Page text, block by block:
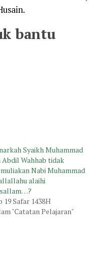
bantu
Syaikh Muhammad
Abdil Wahhab tidak
Nabi Muhammad
alaihi
19 Safar 1438H
"Catatan Pelajaran"